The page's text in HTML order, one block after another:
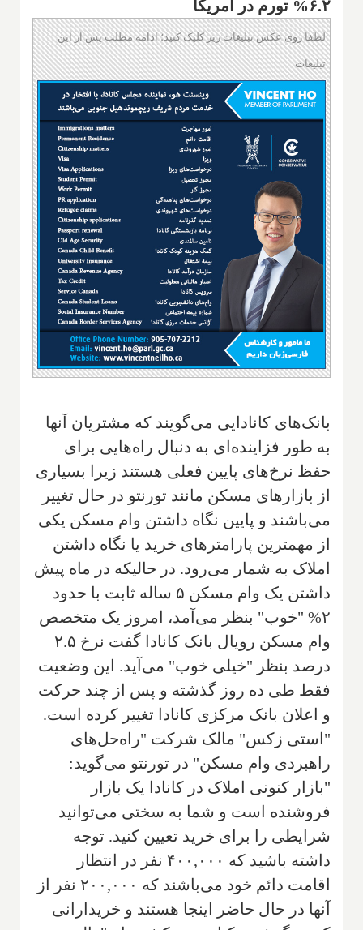
۶.۲% تورم در آمریکا
لطفا روی عکس تبلیغات زیر کلیک کنید؛ ادامه مطلب پس از این
تبلیغات
بانک‌های کانادایی می‌گویند که مشتریان آنها
به طور فزاینده‌ای به دنبال راه‌هایی برای
حفظ نرخ‌های پایین فعلی هستند زیرا بسیاری
از بازارهای مسکن مانند تورنتو در حال تغییر
می‌باشند و پایین نگاه داشتن وام مسکن یکی
از مهمترین پارامترهای خرید یا نگاه داشتن
املاک به شمار می‌رود. در حالیکه در ماه پیش
داشتن یک وام مسکن ۵ ساله ثابت با حدود
۲% "خوب" بنظر می‌آمد، امروز یک متخصص
وام مسکن رویال بانک کانادا گفت نرخ ۲.۵
درصد بنظر "خیلی خوب" می‌آید. این وضعیت
فقط طی ده روز گذشته و پس از چند حرکت
و اعلان بانک مرکزی کانادا تغییر کرده است.
"استی زکس" مالک شرکت "راه‌حل‌های
راهبردی وام مسکن" در تورنتو می‌گوید:
"بازار کنونی املاک در کانادا یک بازار
فروشنده است و شما به سختی می‌توانید
شرایطی را برای خرید تعیین کنید. توجه
داشته باشید که ۴۰۰,۰۰۰ نفر در انتظار
اقامت دائم خود می‌باشند که ۲۰۰,۰۰۰ نفر از
آنها در حال حاضر اینجا هستند و خریدارانی